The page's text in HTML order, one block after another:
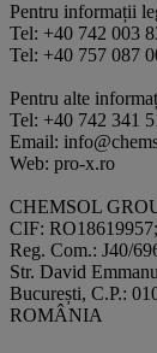
Pentru informații
Tel: +40 742 003
Tel: +40 757 087
Pentru alte
Tel: +40 742 341
Email:
Web: pro-x.ro
CHEMSOL
CIF: RO18619957;
Reg. Com.: J40/
Str. David
București, C.P.:
ROMÂNIA